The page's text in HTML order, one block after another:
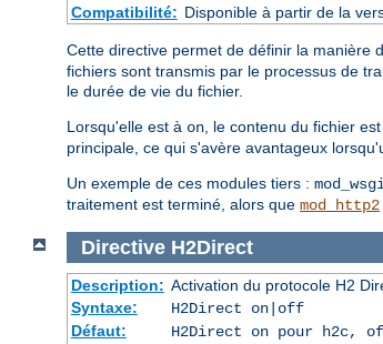
Compatibilité: Disponible à partir de la
Cette directive permet de définir la manière
fichiers sont transmis par le processus de
le durée de vie du fichier.
Lorsqu'elle est à on , le contenu du fichier
principale, ce qui s'avère avantageux
Un exemple de ces modules tiers :
traitement est terminé, alors que mod_http2
Directive H2Direct
Description: Activation du protocole H2
Syntaxe:
H2Direct on|off
Défaut:
H2Direct on pour h2c,